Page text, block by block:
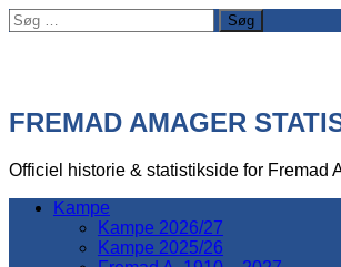
Søg
efter:
FREMAD AMAGER
Officiel historie & statistikside for Fremad
Kampe
Kampe 2026/27
Kampe 2025/26